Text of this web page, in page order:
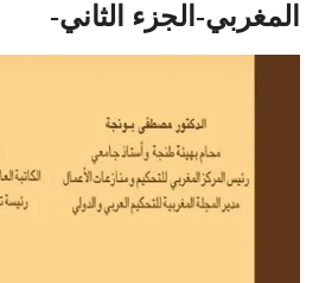
المغربي-الجزء الثاني-